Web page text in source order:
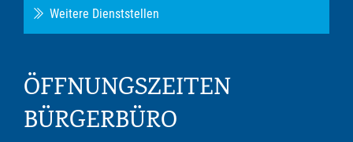
Weitere Dienststellen
ÖFFNUNGSZEITEN
BÜRGERBÜRO